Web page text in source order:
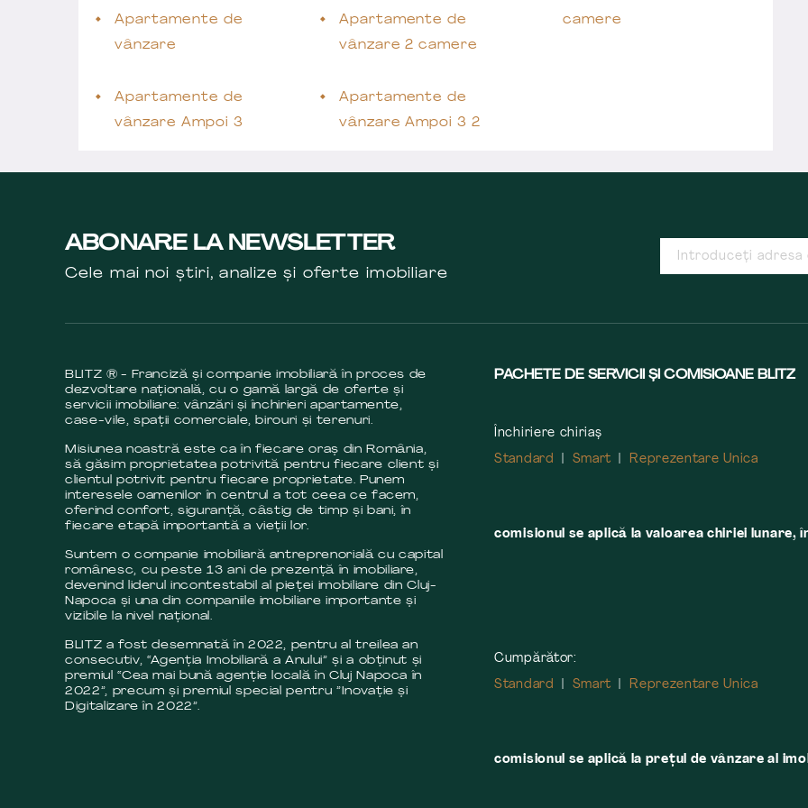
Apartamente de
vânzare
Apartamente de
vânzare Ampoi 3
Apartamente de
vânzare 2 camere
Apartamente de
vânzare Ampoi 3 2
camere
ABONARE LA NEWSLETTER
Cele mai noi știri, analize și oferte imobiliare
BLITZ ® - Franciză și companie imobiliară în proces de
dezvoltare națională, cu o gamă largă de oferte și
servicii imobiliare: vânzări și închirieri apartamente,
case-vile, spații comerciale, birouri și terenuri.
Misiunea noastră este ca în fiecare oraș din România,
să găsim proprietatea potrivită pentru fiecare client și
clientul potrivit pentru fiecare proprietate. Punem
interesele oamenilor în centrul a tot ceea ce facem,
oferind confort, siguranță, câstig de timp și bani, în
fiecare etapă importantă a vieții lor.
Suntem o companie imobiliară antreprenorială cu capital
românesc, cu peste 13 ani de prezență în imobiliare,
devenind liderul incontestabil al pieței imobiliare din Cluj-
Napoca și una din companiile imobiliare importante și
vizibile la nivel național.
BLITZ a fost desemnată în 2022, pentru al treilea an
consecutiv, “Agenția Imobiliară a Anului” și a obținut și
premiul “Cea mai bună agenție locală în Cluj Napoca în
2022”, precum și premiul special pentru ”Inovație și
Digitalizare în 2022”.
PACHETE DE SERVICII ȘI COMISIOANE BLITZ
Închiriere chiriaș
Standard
Smart Reprezentare Unica
comisionul se aplică la valoarea chiriei
Cumpărător:
Standard
Smart Reprezentare Unica
comisionul se aplică la preţul de vânzare al